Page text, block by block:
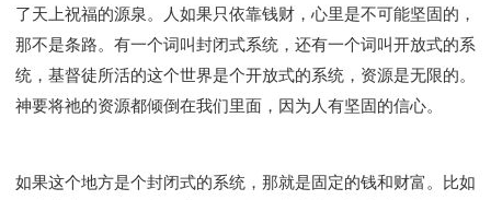
了天上祝福的源泉。人如果只依靠钱财，心里是不可能坚固的，
那不是条路。有一个词叫封闭式系统，还有一个词叫开放式的系
统，基督徒所活的这个世界是个开放式的系统，资源是无限的。
神要将祂的资源都倾倒在我们里面，因为人有坚固的信心。
如果这个地方是个封闭式的系统，那就是固定的钱和财富。比如